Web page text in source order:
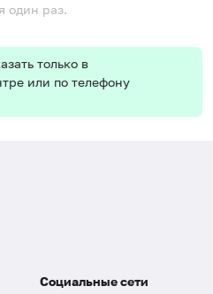
один раз.
только в
или по телефону
Социальные сети